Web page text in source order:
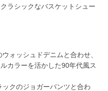
ラシックなバスケットシュー
ォッシュドデニムと合わせ、
カラーを活かした90年代風ス
クのジョガーパンツと合わ